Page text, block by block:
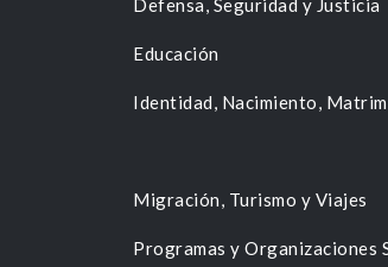
Defensa, Seguridad y Justicia
Educación
Identidad, Nacimiento,
Migración, Turismo y Viajes
Programas y Organizaciones